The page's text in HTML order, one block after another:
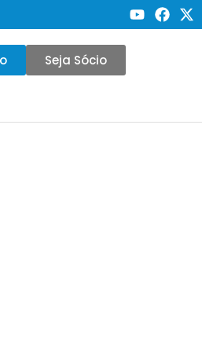
Seja Sócio